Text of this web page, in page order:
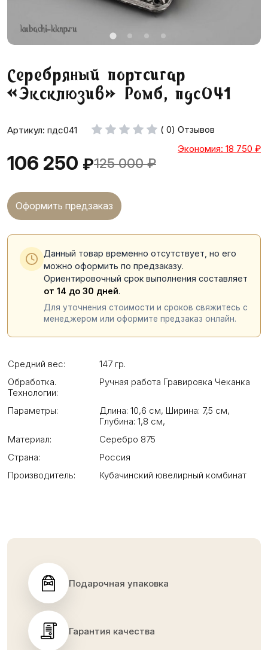
Серебряный портсигар
«Эксклюзив» Ромб, пдс041
Артикул: пдс041 ( 0) Отзывов
106 250 ₽125 000 ₽
Экономия: 18 750 ₽
Оформить предзаказ
Данный товар временно отсутствует, но его
можно оформить по предзаказу.
Ориентировочный срок выполнения составляет
от 14 до 30 дней.
Для уточнения стоимости и сроков свяжитесь с
менеджером или оформите предзаказ онлайн.
Средний вес:
147 гр.
Обработка.
Технологии:
Ручная работа Гравировка Чеканка
Параметры: Длина: 10,6 см, Ширина: 7,5 см,
Глубина: 1,8 см,
Материал:
Серебро 875
Страна:
Россия
Производитель:
Кубачинский ювелирный комбинат
Подарочная упаковка
Гарантия качества